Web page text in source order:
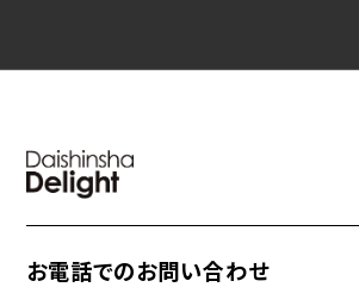
お電話でのお問い合わせ